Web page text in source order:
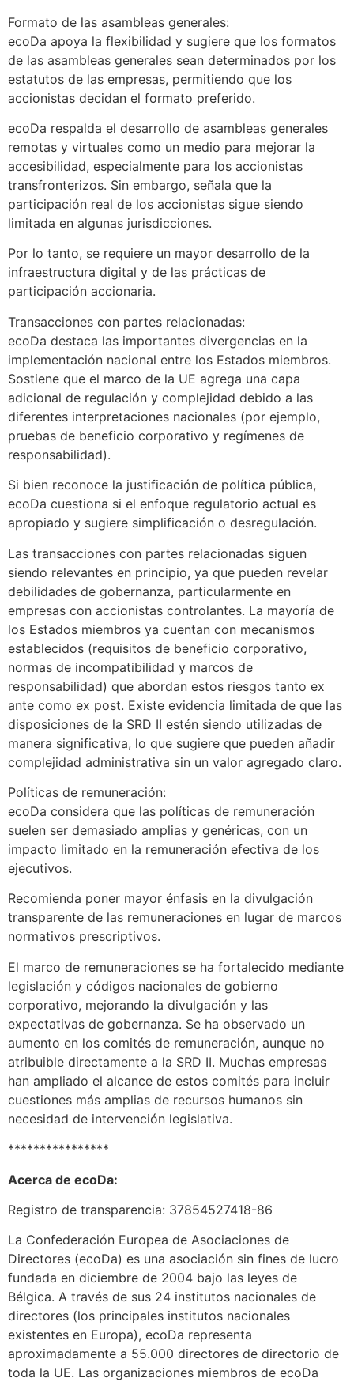
Formato de las asambleas generales:
ecoDa apoya la flexibilidad y sugiere que los formatos
de las asambleas generales sean determinados por los
estatutos de las empresas, permitiendo que los
accionistas decidan el formato preferido.
ecoDa respalda el desarrollo de asambleas generales
remotas y virtuales como un medio para mejorar la
accesibilidad, especialmente para los accionistas
transfronterizos. Sin embargo, señala que la
participación real de los accionistas sigue siendo
limitada en algunas jurisdicciones.
Por lo tanto, se requiere un mayor desarrollo de la
infraestructura digital y de las prácticas de
participación accionaria.
Transacciones con partes relacionadas:
ecoDa destaca las importantes divergencias en la
implementación nacional entre los Estados miembros.
Sostiene que el marco de la UE agrega una capa
adicional de regulación y complejidad debido a las
diferentes interpretaciones nacionales (por ejemplo,
pruebas de beneficio corporativo y regímenes de
responsabilidad).
Si bien reconoce la justificación de política pública,
ecoDa cuestiona si el enfoque regulatorio actual es
apropiado y sugiere simplificación o desregulación.
Las transacciones con partes relacionadas siguen
siendo relevantes en principio, ya que pueden revelar
debilidades de gobernanza, particularmente en
empresas con accionistas controlantes. La mayoría de
los Estados miembros ya cuentan con mecanismos
establecidos (requisitos de beneficio corporativo,
normas de incompatibilidad y marcos de
responsabilidad) que abordan estos riesgos tanto ex
ante como ex post. Existe evidencia limitada de que las
disposiciones de la SRD II estén siendo utilizadas de
manera significativa, lo que sugiere que pueden añadir
complejidad administrativa sin un valor agregado claro.
Políticas de remuneración:
ecoDa considera que las políticas de remuneración
suelen ser demasiado amplias y genéricas, con un
impacto limitado en la remuneración efectiva de los
ejecutivos.
Recomienda poner mayor énfasis en la divulgación
transparente de las remuneraciones en lugar de marcos
normativos prescriptivos.
El marco de remuneraciones se ha fortalecido mediante
legislación y códigos nacionales de gobierno
corporativo, mejorando la divulgación y las
expectativas de gobernanza. Se ha observado un
aumento en los comités de remuneración, aunque no
atribuible directamente a la SRD II. Muchas empresas
han ampliado el alcance de estos comités para incluir
cuestiones más amplias de recursos humanos sin
necesidad de intervención legislativa.
****************
Acerca de ecoDa:
Registro de transparencia: 37854527418-86
La Confederación Europea de Asociaciones de
Directores (ecoDa) es una asociación sin fines de lucro
fundada en diciembre de 2004 bajo las leyes de
Bélgica. A través de sus 24 institutos nacionales de
directores (los principales institutos nacionales
existentes en Europa), ecoDa representa
aproximadamente a 55.000 directores de directorio de
toda la UE. Las organizaciones miembros de ecoDa